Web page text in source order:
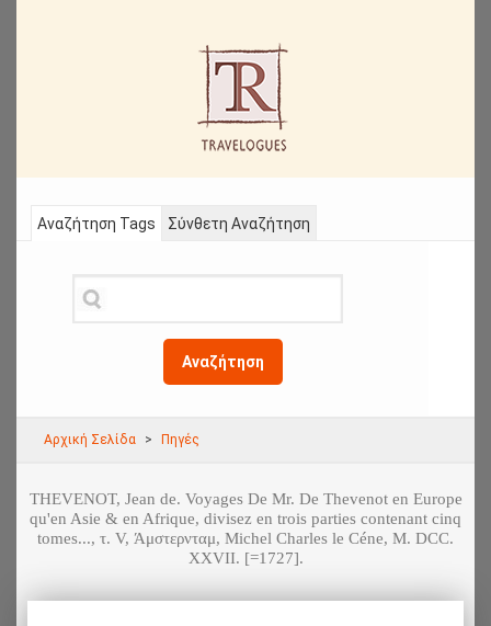
Αναζήτηση Tags
Αναζήτηση
Σύνθετη Αναζήτηση
Αρχική Σελίδα Πηγές
THEVENOT, Jean de. Voyages De Mr. De Thevenot en Europe
qu'en Asie & en Afrique, divisez en trois parties contenant cinq
tomes..., τ. V, Άμστερνταμ, Michel Charles le Céne, M. DCC.
XXVII. [=1727].